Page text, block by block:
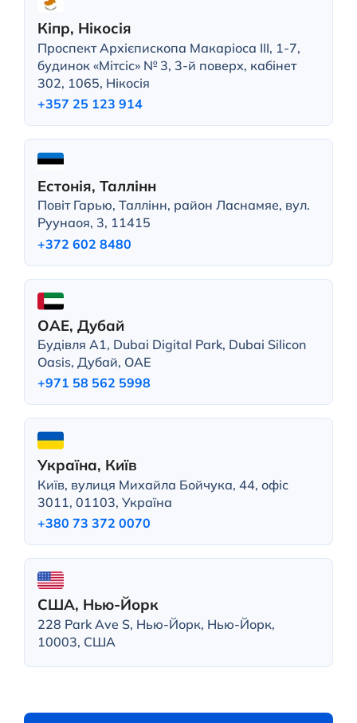
Кіпр, Нікосія
Проспект Архієпископа Макаріоса III, 1-7,
будинок «Мітсіс» № 3, 3-й поверх, кабінет
302, 1065, Нікосія
+357 25 123 914
Естонія, Таллінн
Повіт Гарью, Таллінн, район Ласнамяе, вул.
Руунаоя, 3, 11415
+372 602 8480
ОАЕ, Дубай
Будівля A1, Dubai Digital Park, Dubai Silicon
Oasis, Дубай, ОАЕ
+971 58 562 5998
Україна, Київ
Київ, вулиця Михайла Бойчука, 44, офіс
3011, 01103, Україна
+380 73 372 0070
США, Нью-Йорк
228 Park Ave S, Нью-Йорк, Нью-Йорк,
10003, США